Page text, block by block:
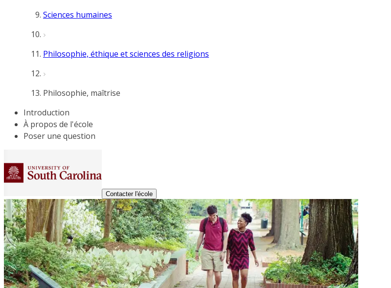
Sciences humaines
Philosophie, éthique et sciences des religions
Philosophie, maîtrise
Introduction
À propos de l'école
Poser une question
Contacter l'école